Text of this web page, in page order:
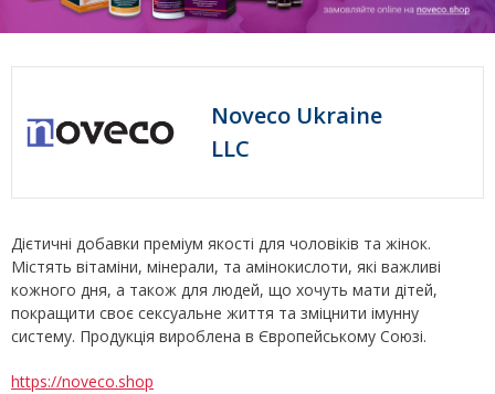
Noveco Ukraine
LLC
Дієтичні добавки преміум якості для чоловіків та жінок.
Містять вітаміни, мінерали, та амінокислоти, які важливі
кожного дня, а також для людей, що хочуть мати дітей,
покращити своє сексуальне життя та зміцнити імунну
систему. Продукція вироблена в Європейському Союзі.
https://noveco.shop